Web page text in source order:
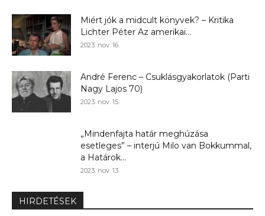
Miért jók a midcult könyvek? – Kritika
Lichter Péter Az amerikai...
2023. nov. 16.
André Ferenc – Csuklásgyakorlatok (Parti
Nagy Lajos 70)
2023. nov. 15.
„Mindenfajta határ meghúzása
esetleges” – interjú Milo van Bokkummal,
a Határok...
2023. nov. 13.
HIRDETÉSEK